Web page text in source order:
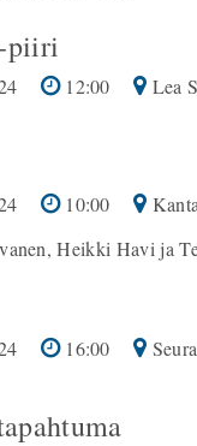
piiri
12:00 Lea
10:00
Heikki Havi ja
16:00